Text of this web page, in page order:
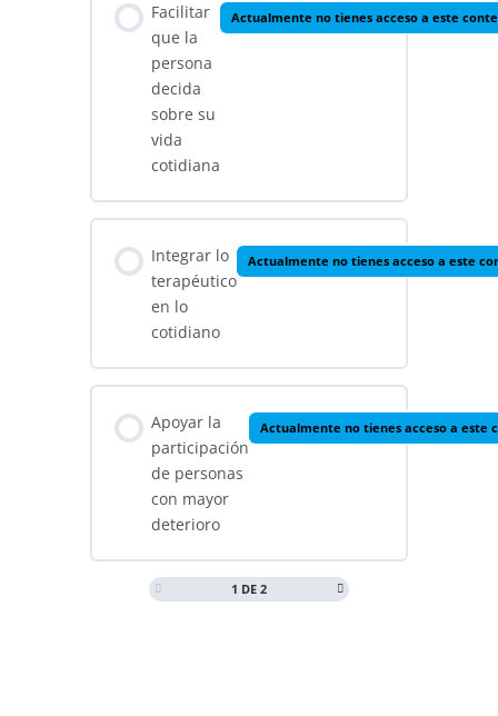
Facilitar
que la
persona
decida
sobre su
vida
cotidiana
Actualmente no tienes acceso a este
Integrar lo
terapéutico
en lo
cotidiano
Actualmente no tienes acceso a este
Apoyar la
participación
de personas
con mayor
deterioro
Actualmente no tienes acceso a este
1 DE 2